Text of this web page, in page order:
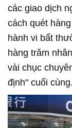
các giao dịch
cách quét
hành vi bất
hàng trăm
vài chục
định" cuối cùng.